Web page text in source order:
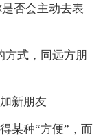
否会主动去表
方式，同远方朋
新朋友
某种“方便”，而